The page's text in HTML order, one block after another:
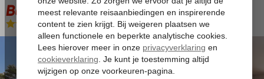
Best Delta Hotel
Logies-Hotel